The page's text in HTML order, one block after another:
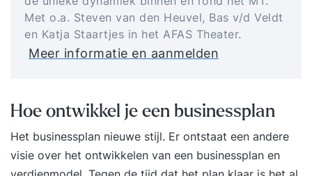
Met o.a. Steven van den Heuvel, Bas v/d Veldt
en Katja Staartjes in het AFAS Theater.
Meer informatie en aanmelden
Hoe ontwikkel je een businessplan
Het businessplan nieuwe stijl. Er ontstaat een andere
visie over het ontwikkelen van een businessplan en